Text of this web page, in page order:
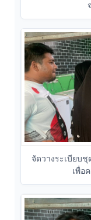
จัดวางระเบียบ
เพื่อ